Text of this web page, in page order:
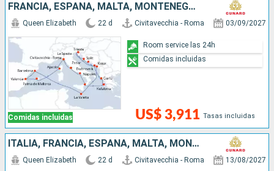
FRANCIA, ESPAÑA, MALTA, MONTENEGRO, CROACIA, GRECIA, ITALIA
Comidas incluidas
Queen Elizabeth 22 d Civitavecchia - Roma 03/09/2027
US$ 3,911 Tasas incluidas
Room service las 24h
Comidas incluidas
ITALIA, FRANCIA, ESPAÑA, MALTA, MONTENEGRO, CROACIA, GRECIA
Queen Elizabeth 22 d Civitavecchia - Roma 13/08/2027